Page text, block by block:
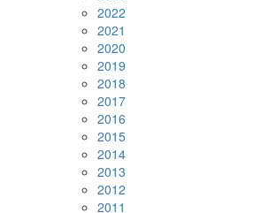
2022
2021
2020
2019
2018
2017
2016
2015
2014
2013
2012
2011